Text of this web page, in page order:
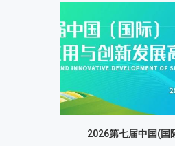
2026第七届中国(国